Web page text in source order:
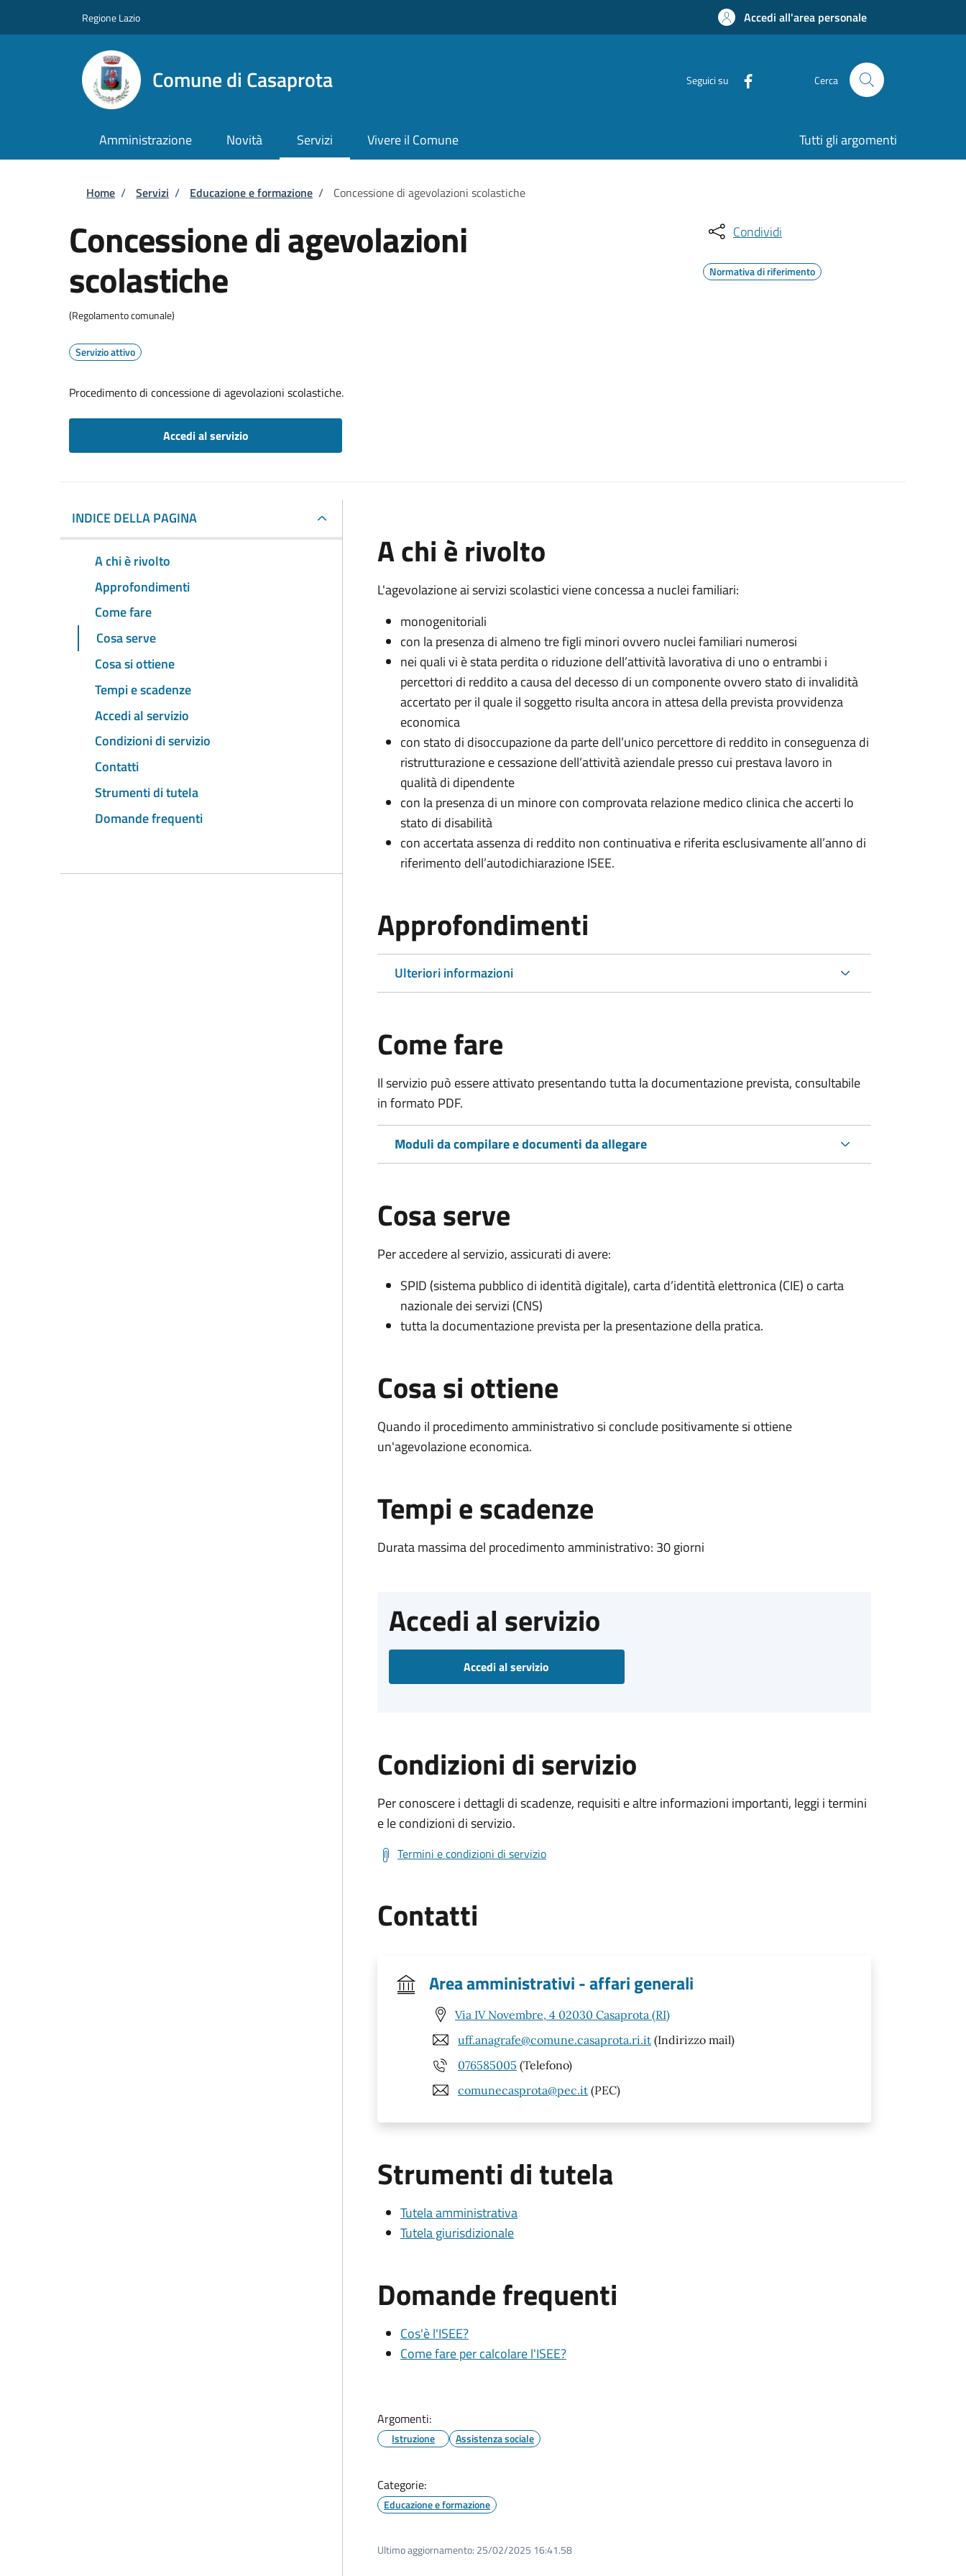
Regione Lazio Accedi all'area personale
Comune di Casaprota Seguici su Cerca
Amministrazione Novità Servizi Vivere il Comune Tutti gli argomenti
Briciole di pane
Home / Servizi / Educazione e formazione / Concessione di agevolazioni scolastiche
Concessione di agevolazioni
scolastiche
(Regolamento comunale)
Servizio attivo
Procedimento di concessione di agevolazioni scolastiche.
Accedi al servizio
Condividi
Normativa di riferimento
INDICE DELLA PAGINA
A chi è rivolto
Approfondimenti
Come fare
Cosa serve
Cosa si ottiene
Tempi e scadenze
Accedi al servizio
Condizioni di servizio
Contatti
Strumenti di tutela
Domande frequenti
A chi è rivolto
L'agevolazione ai servizi scolastici viene concessa a nuclei familiari:
monogenitoriali
con la presenza di almeno tre figli minori ovvero nuclei familiari numerosi
nei quali vi è stata perdita o riduzione dell’attività lavorativa di uno o entrambi i
percettori di reddito a causa del decesso di un componente ovvero stato di invalidità
accertato per il quale il soggetto risulta ancora in attesa della prevista provvidenza
economica
con stato di disoccupazione da parte dell’unico percettore di reddito in conseguenza di
ristrutturazione e cessazione dell’attività aziendale presso cui prestava lavoro in
qualità di dipendente
con la presenza di un minore con comprovata relazione medico clinica che accerti lo
stato di disabilità
con accertata assenza di reddito non continuativa e riferita esclusivamente all’anno di
riferimento dell’autodichiarazione ISEE.
Approfondimenti
Ulteriori informazioni
Come fare
Il servizio può essere attivato presentando tutta la documentazione prevista, consultabile
in formato PDF.
Moduli da compilare e documenti da allegare
Cosa serve
Per accedere al servizio, assicurati di avere:
SPID (sistema pubblico di identità digitale), carta d’identità elettronica (CIE) o carta
nazionale dei servizi (CNS)
tutta la documentazione prevista per la presentazione della pratica.
Cosa si ottiene
Quando il procedimento amministrativo si conclude positivamente si ottiene
un'agevolazione economica.
Tempi e scadenze
Durata massima del procedimento amministrativo: 30 giorni
Accedi al servizio
Accedi al servizio
Condizioni di servizio
Per conoscere i dettagli di scadenze, requisiti e altre informazioni importanti, leggi i termini
e le condizioni di servizio.
Termini e condizioni di servizio
Contatti
Area amministrativi - affari generali
Via IV Novembre, 4 02030 Casaprota (RI)
uff.anagrafe@comune.casaprota.ri.it (Indirizzo mail)
076585005 (Telefono)
comunecasprota@pec.it (PEC)
Strumenti di tutela
Tutela amministrativa
Tutela giurisdizionale
Domande frequenti
Cos'è l'ISEE?
Come fare per calcolare l'ISEE?
Argomenti:
Istruzione Assistenza sociale
Categorie:
Educazione e formazione
Ultimo aggiornamento: 25/02/2025 16:41.58